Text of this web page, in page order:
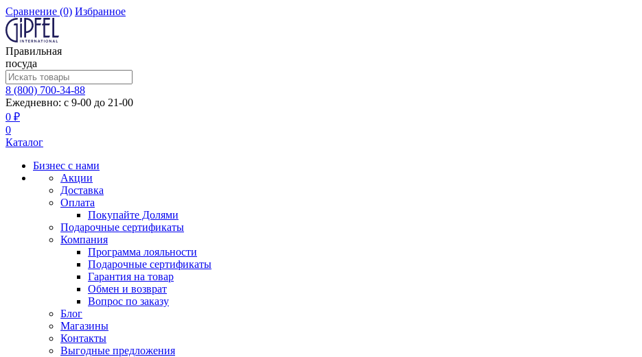
Сравнение (0) Избранное
Правильная
посуда
8 (800) 700-34-88
Ежедневно: с 9-00 до 21-00
0 ₽
0
Каталог
Бизнес с нами
Акции
Доставка
Оплата
Покупайте Долями
Подарочные сертификаты
Компания
Программа лояльности
Подарочные сертификаты
Гарантия на товар
Обмен и возврат
Вопрос по заказу
Блог
Магазины
Контакты
Выгодные предложения